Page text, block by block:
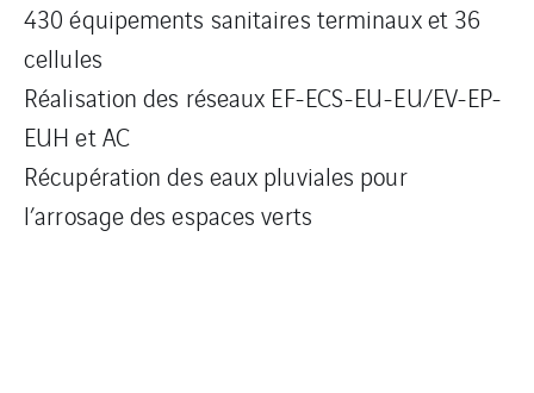
430 équipements sanitaires terminaux et 36
cellules
Réalisation des réseaux EF-ECS-EU-EU/EV-EP-
EUH et AC
Récupération des eaux pluviales pour
l’arrosage des espaces verts